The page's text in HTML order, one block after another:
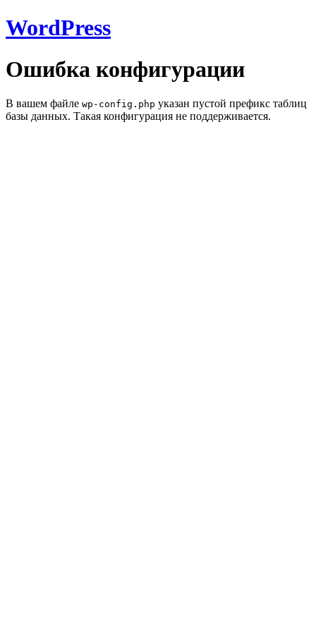
WordPress
Ошибка конфигурации
В вашем файле wp-config.php указан пустой префикс таблиц
базы данных. Такая конфигурация не поддерживается.